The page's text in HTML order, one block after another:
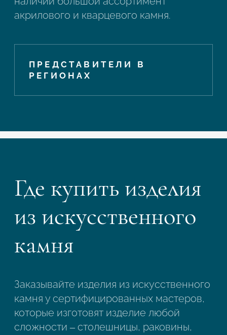
акрилового и кварцевого камня.
ПРЕДСТАВИТЕЛИ В
РЕГИОНАХ
Где купить изделия
из искусственного
камня
Заказывайте изделия из искусственного
камня у сертифицированных мастеров,
которые изготовят изделие любой
сложности – столешницы, раковины,